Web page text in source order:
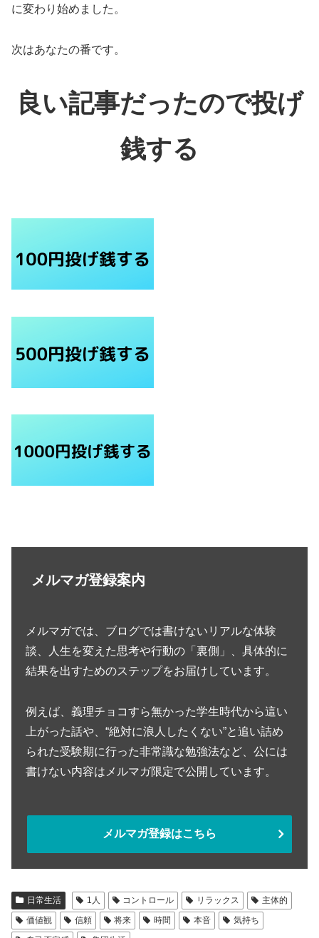
に変わり始めました。
次はあなたの番です。
良い記事だったので投げ
銭する
メルマガ登録案内
メルマガでは、ブログでは書けないリアルな体験
談、人生を変えた思考や行動の「裏側」、具体的に
結果を出すためのステップをお届けしています。
例えば、義理チョコすら無かった学生時代から這い
上がった話や、“絶対に浪人したくない”と追い詰め
られた受験期に行った非常識な勉強法など、公には
書けない内容はメルマガ限定で公開しています。
メルマガ登録はこちら
日常生活 1人 コントロール リラックス
主体的
価値観
信頼 将来 時間 本音
気持ち